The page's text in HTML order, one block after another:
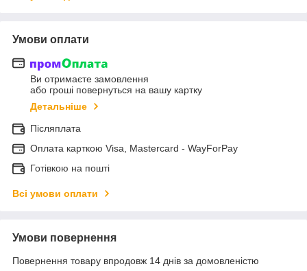
Умови оплати
Ви отримаєте замовлення
або гроші повернуться на вашу картку
Детальніше
Післяплата
Оплата карткою Visa, Mastercard - WayForPay
Готівкою на пошті
Всі умови оплати
Умови повернення
Повернення товару впродовж 14 днів за домовленістю